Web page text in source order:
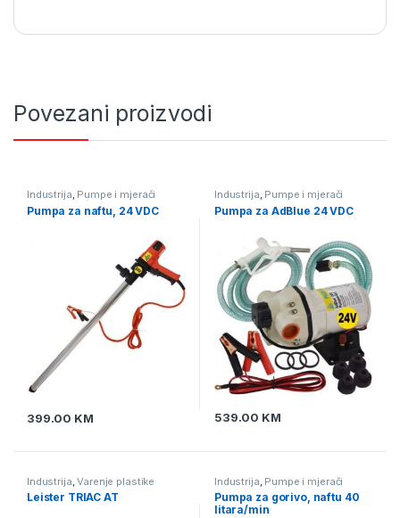
Povezani proizvodi
Industrija, Pumpe i mjerači
protika tekućine, Pumpe za naftu
Pumpa za naftu, 24 VDC
399.00 KM
Industrija, Pumpe i mjerači
protika tekućine, Pumpe za
AdBlue, Pumpe za naftu
Pumpa za AdBlue 24 VDC
539.00 KM
Industrija ,Varenje plastike
Leister TRIAC AT
Industrija Pumpe i mjerači
protika tekućine, Pumpe za
naftu
Pumpa za gorivo, naftu 40
litara/min